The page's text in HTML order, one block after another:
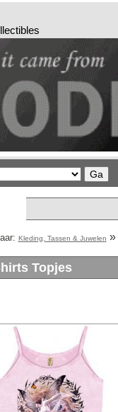
Kleding, Tassen & Juwelen »
Topjes